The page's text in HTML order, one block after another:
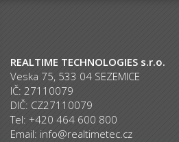
REALTIME TECHNOLOGIES s.r.o.
Veska 75, 533 04 SEZEMICE
IČ: 27110079
DIČ: CZ27110079
Tel: +420 464 600 800
Email: info@realtimetec.cz